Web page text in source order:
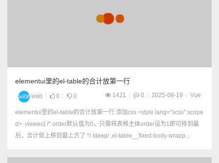
elementui里的el-table的合计放第一行
web 0 0 1421 0 2025-08-19 Vue
elementui里的el-table的合计放第一行 添加css <style lang="scss" scope
d> .viewec{ /* order默认值为0，只需将表格主体order设为1即可移到最
后，合计就上移到最上方了 */ /deep/ .el-table__fixed-body-wrapp...